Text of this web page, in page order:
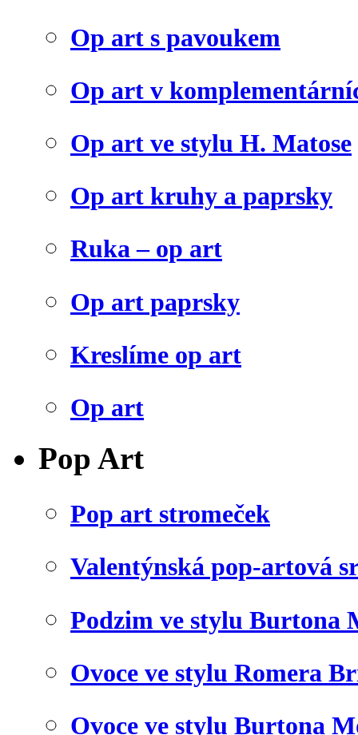
Op art s pavoukem
Op art v
Op art ve stylu H. Matose
Op art kruhy a paprsky
Ruka – op art
Op art paprsky
Kreslíme op art
Op art
Pop Art
Pop art stromeček
Valentýnská pop-artová
Podzim ve stylu Burtona
Ovoce ve stylu Romera
Ovoce ve stylu Burtona